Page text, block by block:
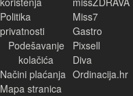
Politika
privatnosti
Podešavanje
kolačića
Načini plaćanja
Mapa stranica
Miss7
Gastro
Pixsell
Diva
Ordinacija.hr